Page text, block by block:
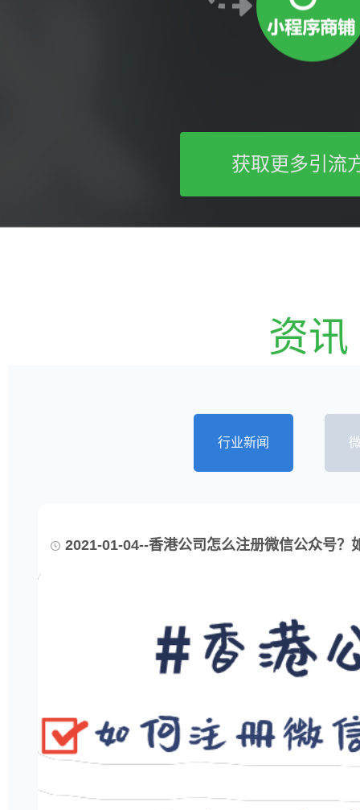
获取更多引流
资讯
行业新闻
2021-01-04--香港公司怎么注册微信公众号？如何接